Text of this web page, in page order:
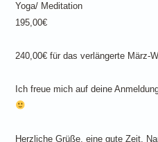
Yoga/ Meditation
195,00€
240,00€ für das verlängerte März-
Ich freue mich auf deine
Herzliche Grüße, eine gute Zeit,